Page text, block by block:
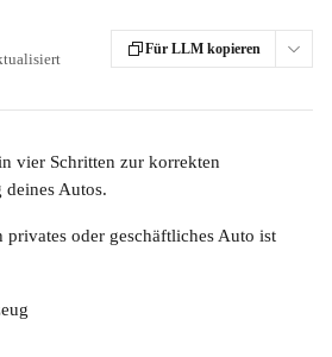
Für LLM kopieren
vier Schritten zur korrekten
deines Autos.
privates oder geschäftliches Auto ist